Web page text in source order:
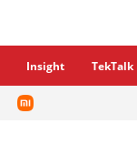
Insight TekTalk